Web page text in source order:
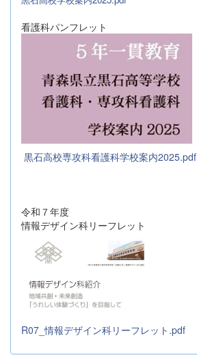
看護科パンフレット
黒石高校専攻科看護科学校案内2025.pdf
令和７年度
情報デザイン科リーフレット
R07_情報デザイン科リーフレット.pdf